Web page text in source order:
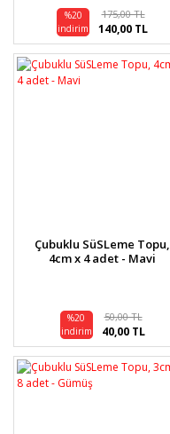
%20
indirim
175,00 TL
140,00 TL
Çubuklu SüSLeme Topu,
4cm x 4 adet - Mavi
%20
indirim
50,00 TL
40,00 TL